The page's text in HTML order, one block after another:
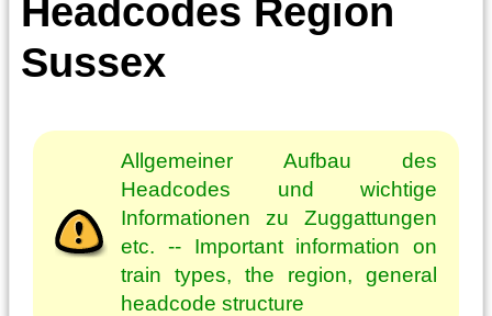
Headcodes Region
Sussex
Allgemeiner Aufbau des
Headcodes und wichtige
Informationen zu Zuggattungen
etc. -- Important information on
train types, the region, general
headcode structure